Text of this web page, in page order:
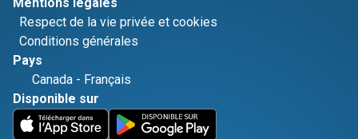
Respect de la vie privée et cookies
Conditions générales
Pays
Canada - Français
Disponible sur